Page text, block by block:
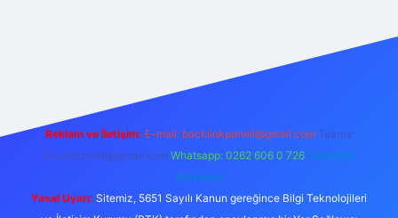
Reklam ve İletişim: E-mail: backlinkpaneli@gmail.com Teams:
forumhizmeti@gmail.com Whatsapp: 0262 606 0 726 Telegram:
@karabul
Yasal Uyarı: Sitemiz, 5651 Sayılı Kanun gereğince Bilgi Teknolojileri